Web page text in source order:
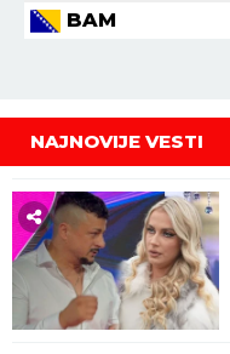
BAM
NAJNOVIJE VESTI